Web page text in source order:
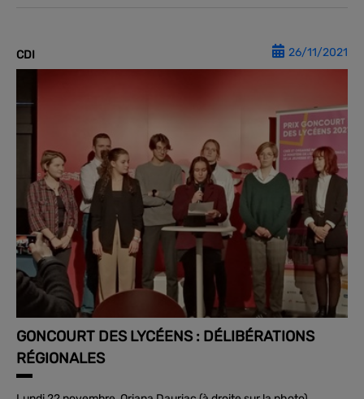
CDI 26/11/2021
GONCOURT DES LYCÉENS : DÉLIBÉRATIONS
RÉGIONALES